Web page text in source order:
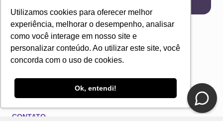
Utilizamos cookies para oferecer melhor
experiência, melhorar o desempenho, analisar
como você interage em nosso site e
personalizar conteúdo. Ao utilizar este site, você
concorda com o uso de cookies.
Ok, entendi!
CONTATO